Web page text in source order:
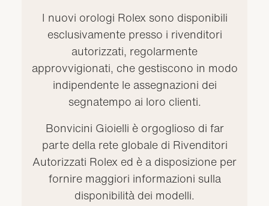
I nuovi orologi Rolex sono disponibili
esclusivamente presso i rivenditori
autorizzati, regolarmente
approvvigionati, che gestiscono in modo
indipendente le assegnazioni dei
segnatempo ai loro clienti.
Bonvicini Gioielli è orgoglioso di far
parte della rete globale di Rivenditori
Autorizzati Rolex ed è a disposizione per
fornire maggiori informazioni sulla
disponibilità dei modelli.